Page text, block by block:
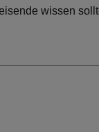
wissen